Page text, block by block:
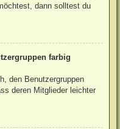
dann solltest du
farbig
den Benutzergruppen
deren Mitglieder leichter